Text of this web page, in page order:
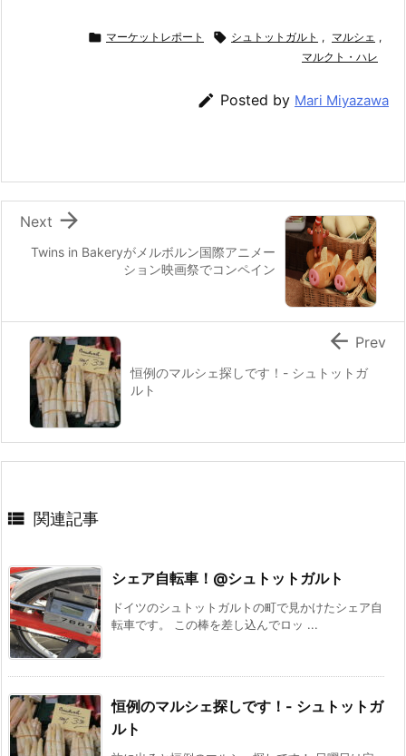
k
itt e er e
a
ai
 マーケットレポート  シュトットガルト , マルシェ ,
マルクト・ハレ
 Posted by Mari Miyazawa
Twins in Bakeryがメルボルン国際アニメー
ション映画祭でコンペイン

Next
恒例のマルシェ探しです！- シュトットガ
ルト
 Prev
 関連記事
シェア自転車！@シュトットガルト
ドイツのシュトットガルトの町で見かけたシェア自
転車です。 この棒を差し込んでロッ ...
恒例のマルシェ探しです！- シュトットガ
ルト